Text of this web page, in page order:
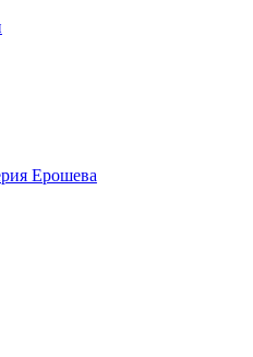
Ерошева